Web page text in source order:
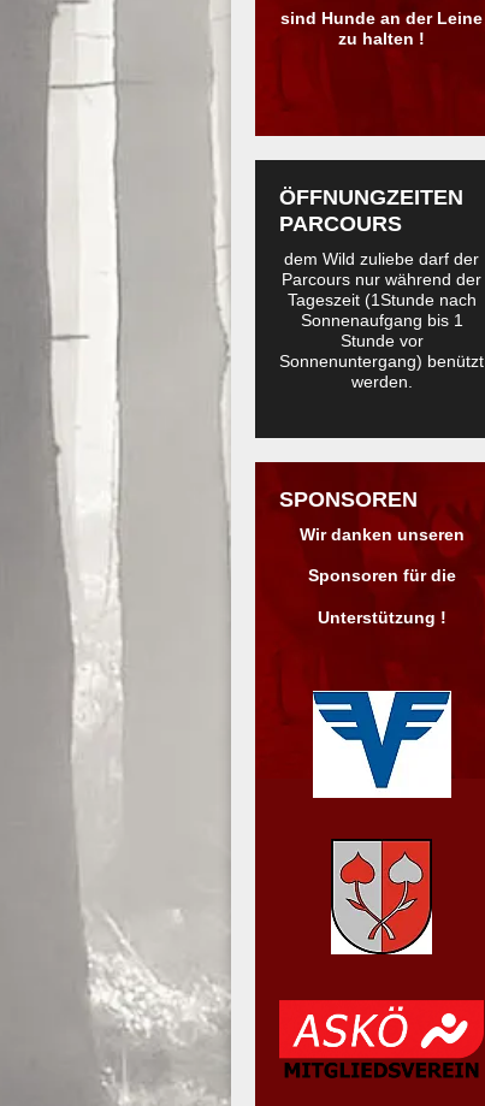
sind Hunde an der Leine
zu halten !
ÖFFNUNGZEITEN
PARCOURS
dem Wild zuliebe darf der
Parcours nur während der
Tageszeit (1Stunde nach
Sonnenaufgang bis 1
Stunde vor
Sonnenuntergang) benützt
werden.
SPONSOREN
Wir danken unseren
Sponsoren für die
Unterstützung !